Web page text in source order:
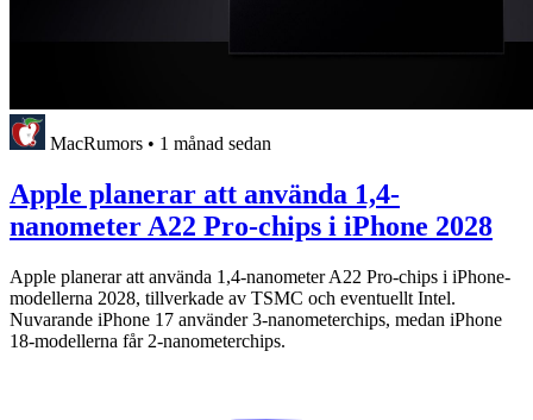
MacRumors • 1 månad sedan
Apple planerar att använda 1,4-
nanometer A22 Pro-chips i iPhone 2028
Apple planerar att använda 1,4-nanometer A22 Pro-chips i iPhone-
modellerna 2028, tillverkade av TSMC och eventuellt Intel.
Nuvarande iPhone 17 använder 3-nanometerchips, medan iPhone
18-modellerna får 2-nanometerchips.